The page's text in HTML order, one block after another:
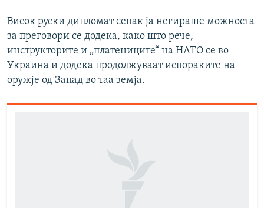
Висок руски дипломат сепак ја негираше можноста
за преговори се додека, како што рече,
инструкторите и „платениците“ на НАТО се во
Украина и додека продолжуваат испораките на
оружје од Запад во таа земја.